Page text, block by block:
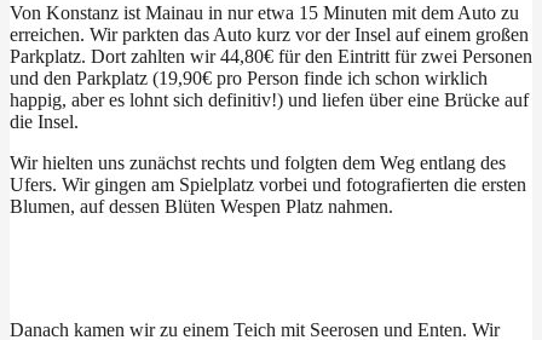
Von Konstanz ist Mainau in nur etwa 15 Minuten mit dem Auto zu
erreichen. Wir parkten das Auto kurz vor der Insel auf einem großen
Parkplatz. Dort zahlten wir 44,80€ für den Eintritt für zwei Personen
und den Parkplatz (19,90€ pro Person finde ich schon wirklich
happig, aber es lohnt sich definitiv!) und liefen über eine Brücke auf
die Insel.
Wir hielten uns zunächst rechts und folgten dem Weg entlang des
Ufers. Wir gingen am Spielplatz vorbei und fotografierten die ersten
Blumen, auf dessen Blüten Wespen Platz nahmen.
Danach kamen wir zu einem Teich mit Seerosen und Enten. Wir